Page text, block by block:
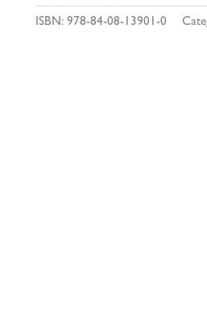
ISBN: 978-84-08-13901-0